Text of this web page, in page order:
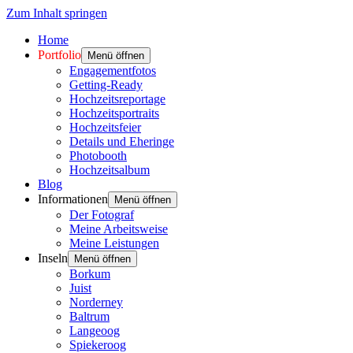
Zum Inhalt springen
Home
Portfolio
Menü öffnen
Engagementfotos
Getting-Ready
Hochzeitsreportage
Hochzeitsportraits
Hochzeitsfeier
Details und Eheringe
Photobooth
Hochzeitsalbum
Blog
Informationen
Menü öffnen
Der Fotograf
Meine Arbeitsweise
Meine Leistungen
Inseln
Menü öffnen
Borkum
Juist
Norderney
Baltrum
Langeoog
Spiekeroog